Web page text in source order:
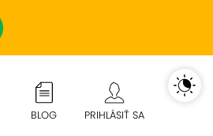
BLOG PRIHLÁSIŤ SA